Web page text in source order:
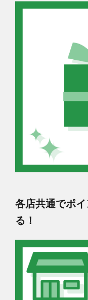
各店共通でポ
る！